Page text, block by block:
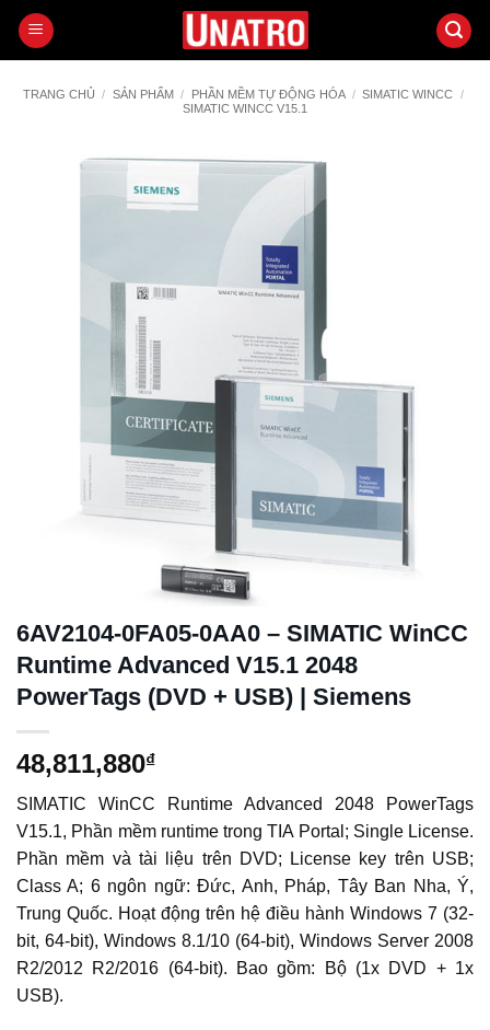
qua
dungTRANG CHỦ / SẢN PHẨM / PHẦN MỀM TỰ ĐỘNG HÓA / SIMATIC WINCC /
SIMATIC WINCC V15.1
6AV2104-0FA05-0AA0 – SIMATIC WinCC
Runtime Advanced V15.1 2048
PowerTags (DVD + USB) | Siemens
48,811,880₫
SIMATIC WinCC Runtime Advanced 2048 PowerTags
V15.1, Phần mềm runtime trong TIA Portal; Single License.
Phần mềm và tài liệu trên DVD; License key trên USB;
Class A; 6 ngôn ngữ: Đức, Anh, Pháp, Tây Ban Nha, Ý,
Trung Quốc. Hoạt động trên hệ điều hành Windows 7 (32-
bit, 64-bit), Windows 8.1/10 (64-bit), Windows Server 2008
R2/2012 R2/2016 (64-bit). Bao gồm: Bộ (1x DVD + 1x
USB).